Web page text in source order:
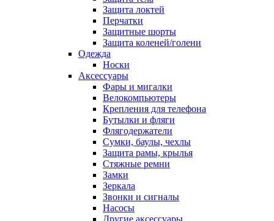
Защита локтей
Перчатки
Защитные шорты
Защита коленей/голени
Одежда
Носки
Аксессуары
Фары и мигалки
Велокомпьютеры
Крепления для телефона
Бутылки и фляги
Флягодержатели
Сумки, баулы, чехлы
Защита рамы, крылья
Стяжные ремни
Замки
Зеркала
Звонки и сигналы
Насосы